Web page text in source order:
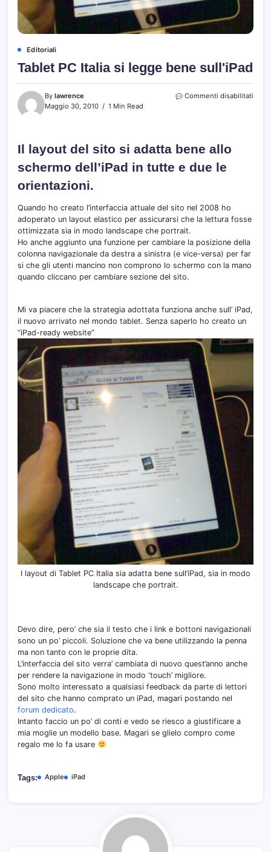
Editoriali
Tablet PC Italia si legge bene sull'iPad
By lawrence
Maggio 30, 2010
1 Min Read
Commenti disabilitati
Il layout del sito si adatta bene allo
schermo dell’iPad in tutte e due le
orientazioni.
Quando ho creato l’interfaccia attuale del sito nel 2008 ho
adoperato un layout elastico per assicurarsi che la lettura fosse
ottimizzata sia in modo landscape che portrait.
Ho anche aggiunto una funzione per cambiare la posizione della
colonna navigazionale da destra a sinistra (e vice-versa) per far
si che gli utenti mancino non comprono lo schermo con la mano
quando cliccano per cambiare sezione del sito.
Mi va piacere che la strategia adottata funziona anche sull’ iPad,
il nuovo arrivato nel mondo tablet. Senza saperlo ho creato un
“iPad-ready website”
I layout di Tablet PC Italia sia adatta bene sull’iPad, sia in modo
landscape che portrait.
Devo dire, pero’ che sia il testo che i link e bottoni navigazionali
sono un po’ piccoli. Soluzione che va bene utilizzando la penna
ma non tanto con le proprie dita.
L’interfaccia del sito verra’ cambiata di nuovo quest’anno anche
per rendere la navigazione in modo ‘touch’ migliore.
Sono molto interessato a qualsiasi feedback da parte di lettori
del sito che hanno comprato un iPad, magari postando nel
forum dedicato.
Intanto faccio un po’ di conti e vedo se riesco a giustificare a
mia moglie un modello base. Magari se glielo compro come
regalo me lo fa usare
Tags: Apple iPad